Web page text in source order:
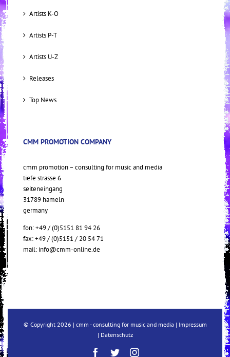
Artists K-O
Artists P-T
Artists U-Z
Releases
Top News
CMM PROMOTION COMPANY
cmm promotion – consulting for music and media
tiefe strasse 6
seiteneingang
31789 hameln
germany
fon: +49 / (0)5151 81 94 26
fax: +49 / (0)5151 / 20 54 71
mail: info@cmm-online.de
© Copyright 2026 | cmm - consulting for music and media | Impressum
| Datenschutz
Facebook
TwitterInstagram